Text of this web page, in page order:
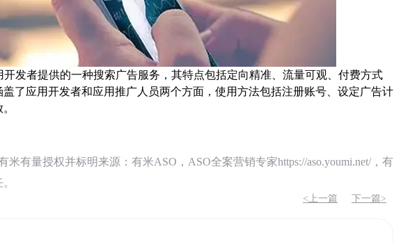
者提供的一种搜索广告服务，其特点包括定向精准、流量可观、付费方式
了应用开发者和应用推广人员两个方面，使用方法包括注册账号、设定广告计
有量授权并标明来源：有米ASO，ASO全案营销专家https://aso.youmi.net/，有
<上一篇 下一篇>